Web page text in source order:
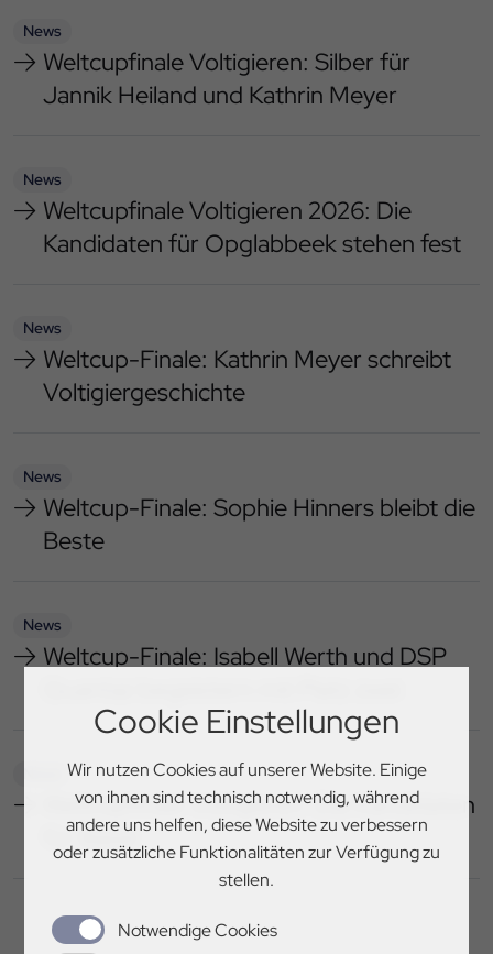
Cookie Einstellungen
Wir nutzen Cookies auf unserer Website. Einige
von ihnen sind technisch notwendig, während
andere uns helfen, diese Website zu verbessern
oder zusätzliche Funktionalitäten zur Verfügung zu
stellen.
Notwendige Cookies
News
Weltcupfinale Voltigieren: Silber für
Jannik Heiland und Kathrin Meyer
News
Weltcupfinale Voltigieren 2026: Die
Kandidaten für Opglabbeek stehen fest
News
Weltcup-Finale: Kathrin Meyer schreibt
Voltigiergeschichte
News
Weltcup-Finale: Sophie Hinners bleibt die
Beste
News
Weltcup-Finale: Isabell Werth und DSP
Weltcupfinale Voltigieren: Die Kandidaten
für Basel